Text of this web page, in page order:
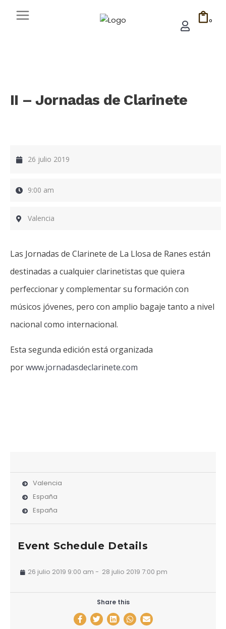
0
II – Jornadas de Clarinete
26 julio 2019
9:00 am
Valencia
Las Jornadas de Clarinete de La Llosa de Ranes están
destinadas a cualquier clarinetistas que quiera
perfeccionar y complementar su formación con
músicos jóvenes, pero con amplio bagaje tanto a nivel
nacional como internacional.
Esta segunda edición está organizada
porwww.jornadasdeclarinete.com
Valencia
España
España
Event Schedule Details
26 julio 2019 9:00 am - 28 julio 2019 7:00 pm
Share this